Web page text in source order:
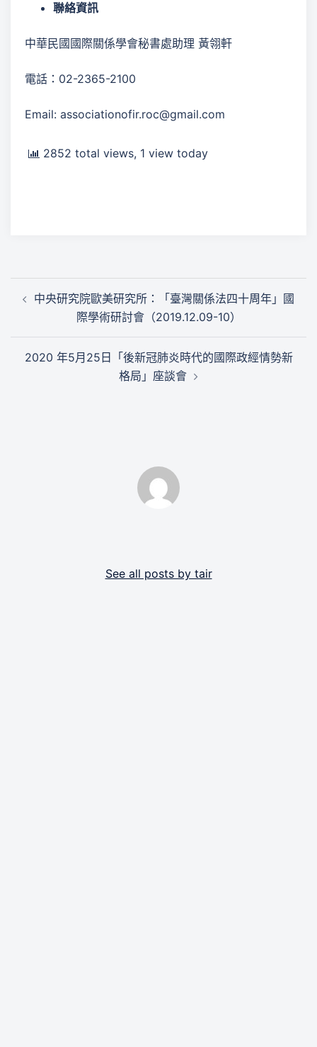
聯絡資訊
中華民國國際關係學會秘書處助理 黃翎軒
電話：02-2365-2100
Email: associationofir.roc@gmail.com
2852 total views, 1 view today
章 中央研究院歐美研究所：「臺灣關係法四十周年」國
際學術研討會（2019.12.09-10）
2020 年5月25日「後新冠肺炎時代的國際政經情勢新
格局」座談會
See all posts by tair